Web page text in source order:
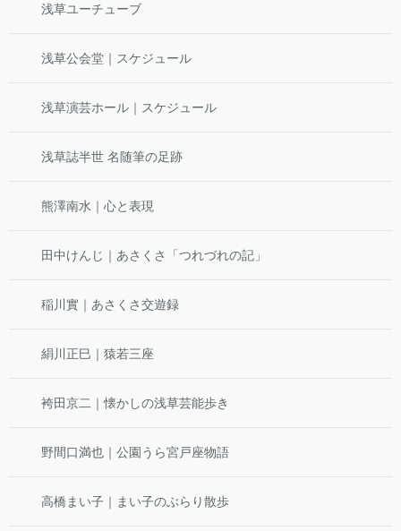
浅草ユーチューブ
浅草公会堂｜スケジュール
浅草演芸ホール｜スケジュール
浅草誌半世 名随筆の足跡
熊澤南水｜心と表現
田中けんじ｜あさくさ「つれづれの記」
稲川實｜あさくさ交遊録
絹川正巳｜猿若三座
袴田京二｜懐かしの浅草芸能歩き
野間口満也｜公園うら宮戸座物語
高橋まい子｜まい子のぶらり散歩